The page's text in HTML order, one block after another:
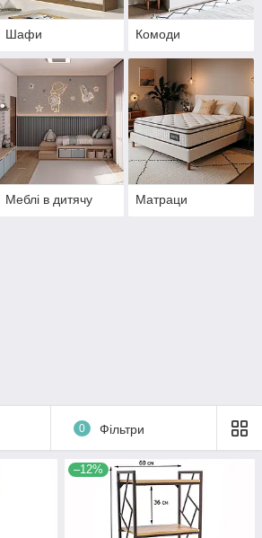
Шафи Комоди
Меблі в дитячу Матраци
0 Фільтри
–12%